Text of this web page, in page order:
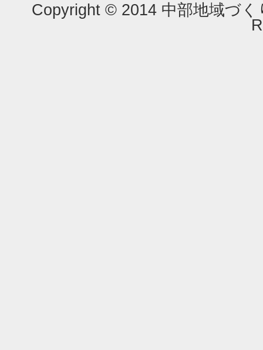
Copyright © 2014 中部地域づ